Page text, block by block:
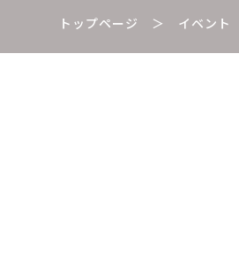
トップページ ＞ イベント